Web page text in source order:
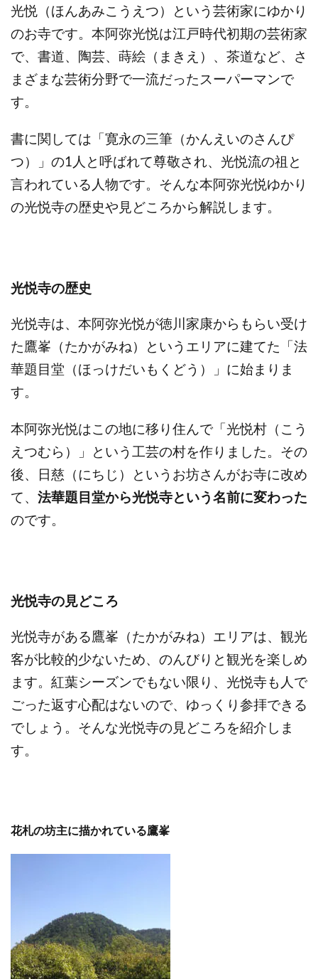
光悦（ほんあみこうえつ）という芸術家にゆかり
のお寺です。本阿弥光悦は江戸時代初期の芸術家
で、書道、陶芸、蒔絵（まきえ）、茶道など、さ
まざまな芸術分野で一流だったスーパーマンで
す。
書に関しては「寛永の三筆（かんえいのさんぴ
つ）」の1人と呼ばれて尊敬され、光悦流の祖と
言われている人物です。そんな本阿弥光悦ゆかり
の光悦寺の歴史や見どころから解説します。
光悦寺の歴史
光悦寺は、本阿弥光悦が徳川家康からもらい受け
た鷹峯（たかがみね）というエリアに建てた「法
華題目堂（ほっけだいもくどう）」に始まりま
す。
本阿弥光悦はこの地に移り住んで「光悦村（こう
えつむら）」という工芸の村を作りました。その
後、日慈（にちじ）というお坊さんがお寺に改め
て、 法華題目堂から光悦寺という名前に変わった
のです。
光悦寺の見どころ
光悦寺がある鷹峯（たかがみね）エリアは、観光
客が比較的少ないため、のんびりと観光を楽しめ
ます。紅葉シーズンでもない限り、光悦寺も人で
ごった返す心配はないので、ゆっくり参拝できる
でしょう。そんな光悦寺の見どころを紹介しま
す。
花札の坊主に描かれている鷹峯